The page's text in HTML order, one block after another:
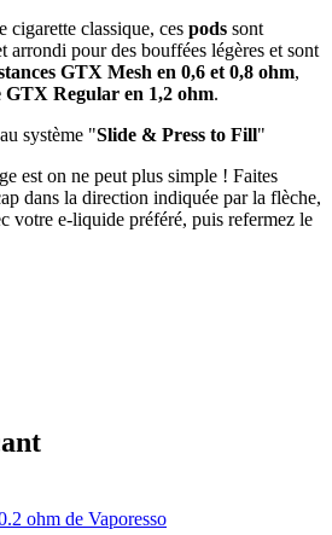
cigarette classique, ces pods sont
arrondi pour des bouffées légères et sont
GTX Mesh en 0,6 et 0,8 ohm,
GTX Regular en 1,2 ohm.
système "Slide & Press to Fill"
est on ne peut plus simple ! Faites
dans la direction indiquée par la flèche,
votre e-liquide préféré, puis refermez le